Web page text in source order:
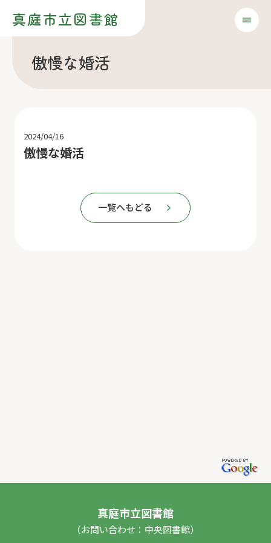
真庭市立図書館
傲慢な婚活
2024/04/16
傲慢な婚活
一覧へもどる
真庭市立図書館
（お問い合わせ：中央図書館）